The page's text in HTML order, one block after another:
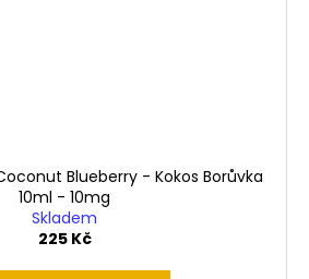
Blueberry - Kokos Borůvka
10ml - 10mg
Skladem
225 Kč